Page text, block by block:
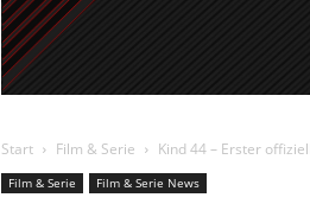
Start Film & Serie Kind 44 – Erster
Film & Serie Film & Serie News